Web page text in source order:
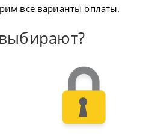
все варианты оплаты.